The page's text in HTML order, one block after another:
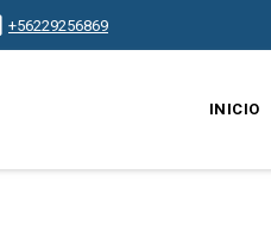
+56229256869
INICIO